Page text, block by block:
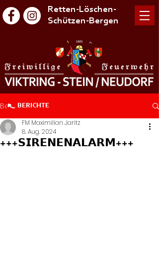
Retten-Löschen-
Schützen-Bergen
Beitrag
+++𝗦𝗜𝗥𝗘𝗡𝗘𝗡𝗔𝗟𝗔𝗥𝗠+++
FM Maximilian Jaritz
8. Aug. 2024
BERICHTE